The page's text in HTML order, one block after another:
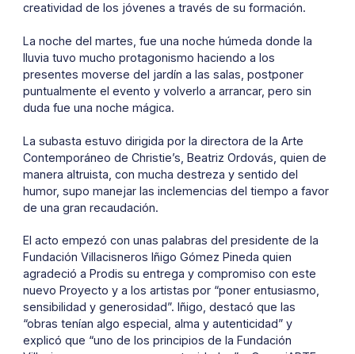
creatividad de los jóvenes a través de su formación.
La noche del martes, fue una noche húmeda donde la
lluvia tuvo mucho protagonismo haciendo a los
presentes moverse del jardín a las salas, postponer
puntualmente el evento y volverlo a arrancar, pero sin
duda fue una noche mágica.
La subasta estuvo dirigida por la directora de la Arte
Contemporáneo de Christie’s, Beatriz Ordovás, quien de
manera altruista, con mucha destreza y sentido del
humor, supo manejar las inclemencias del tiempo a favor
de una gran recaudación.
El acto empezó con unas palabras del presidente de la
Fundación Villacisneros Iñigo Gómez Pineda quien
agradeció a Prodis su entrega y compromiso con este
nuevo Proyecto y a los artistas por “poner entusiasmo,
sensibilidad y generosidad”. Iñigo, destacó que las
“obras tenían algo especial, alma y autenticidad” y
explicó que “uno de los principios de la Fundación